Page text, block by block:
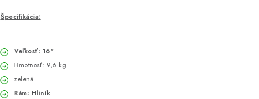
Špecifikácia:
Veľkosť: 16"
Hmotnosť: 9,6 kg
zelená
Rám: Hliník